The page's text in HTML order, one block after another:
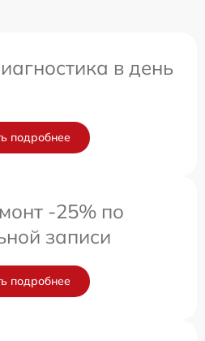
в день
подробнее
-25% по
записи
подробнее